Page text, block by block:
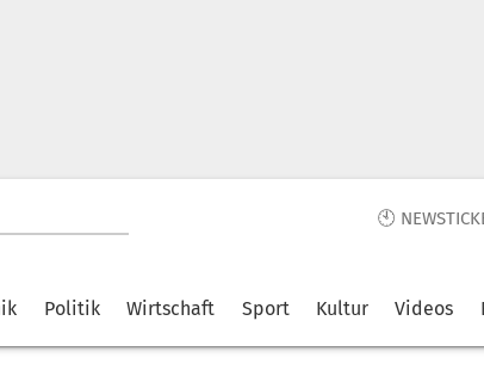
🕙
Politik Wirtschaft Sport Kultur Videos